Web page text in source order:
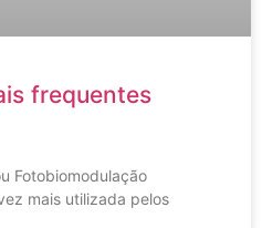
frequentes
Fotobiomodulação
mais utilizada pelos